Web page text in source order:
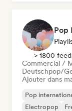
Pop
> 1800
Commercial /
Deutschpop/
Ajouter dans
Pop
Electropop